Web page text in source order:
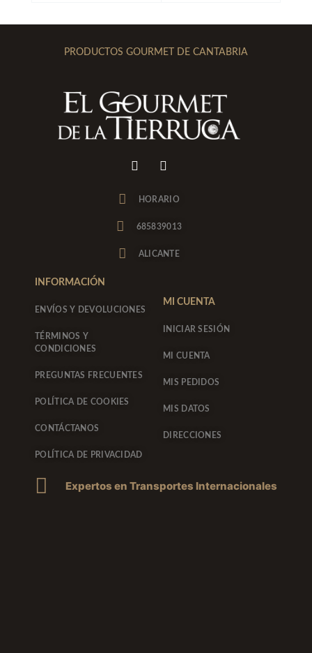
PRODUCTOS GOURMET DE CANTABRIA
I
n
g
r
m
F
a
e
o
o
k
-
HORARIO
685839013
ALICANTE
INFORMACIÓN
ENVÍOS Y DEVOLUCIONES
TÉRMINOS Y
CONDICIONES
PREGUNTAS FRECUENTES
POLÍTICA DE COOKIES
CONTÁCTANOS
POLÍTICA DE PRIVACIDAD
MI CUENTA
INICIAR SESIÓN
MI CUENTA
MIS PEDIDOS
MIS DATOS
DIRECCIONES
Expertos en Transportes Internacionales